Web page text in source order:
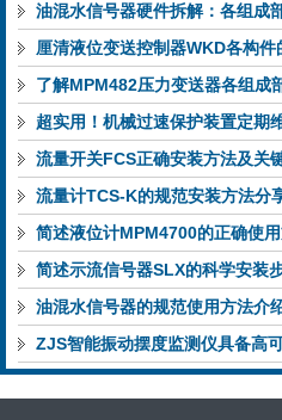
油混水信号器硬件拆解：各组成
件的功能特点与性能指标
厘清液位变送控制器WKD各构件
功能特性稳定完成液位监测
了解MPM482压力变送器各组成
件功能特点有助于提升选型合理
超实用！机械过速保护装置定期
护保养方法大汇总
流量开关FCS正确安装方法及关
要点专业分享
流量计TCS-K的规范安装方法分
简述液位计MPM4700的正确使
法
简述示流信号器SLX的科学安装
骤
油混水信号器的规范使用方法介
ZJS智能振动摆度监测仪具备高
靠性与自诊断能力